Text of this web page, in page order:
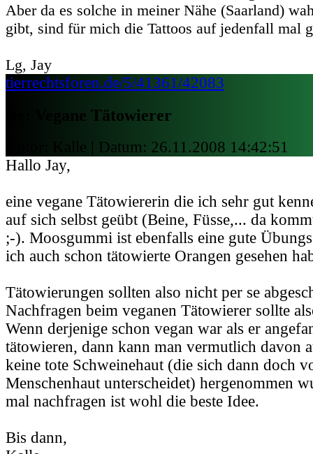
Aber da es solche in meiner Nähe (Saarland)
gibt, sind für mich die Tattoos auf jedenfall mal
Lg, Jay
tierrechtsforen.de/5/41361/42083
Re: Vegane Tätowierer
Autor: Kalle | Datum: 26.11.2008 14:42:51
Hallo Jay,
eine vegane Tätowiererin die ich sehr gut
auf sich selbst geübt (Beine, Füsse,... da
;-). Moosgummi ist ebenfalls eine gute
ich auch schon tätowierte Orangen gesehen
Tätowierungen sollten also nicht per se
Nachfragen beim veganen Tätowierer sollte
Wenn derjenige schon vegan war als er
tätowieren, dann kann man vermutlich davon
keine tote Schweinehaut (die sich dann doch
Menschenhaut unterscheidet) hergenommen
mal nachfragen ist wohl die beste Idee.
Bis dann,